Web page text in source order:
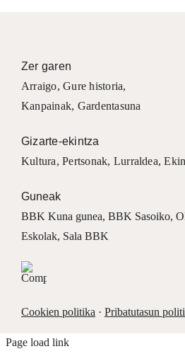
Zer garen
Arraigo,Gure historia,
Kanpainak, Gardentasuna
Gizarte-ekintza
Kultura,Pertsonak, Lurraldea,
Guneak
BBK Kuna gunea, BBK Sasoiko,
Eskolak, Sala BBK
Cookien politika· Pribatutasun
Page load link